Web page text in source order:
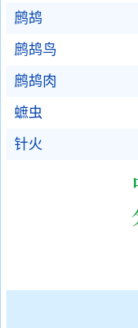
鹧鸪
鹧鸪鸟
鹧鸪肉
蟅虫
针火